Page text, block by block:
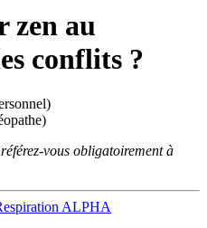
zen au
conflits ?
vous obligatoirement à
ALPHA